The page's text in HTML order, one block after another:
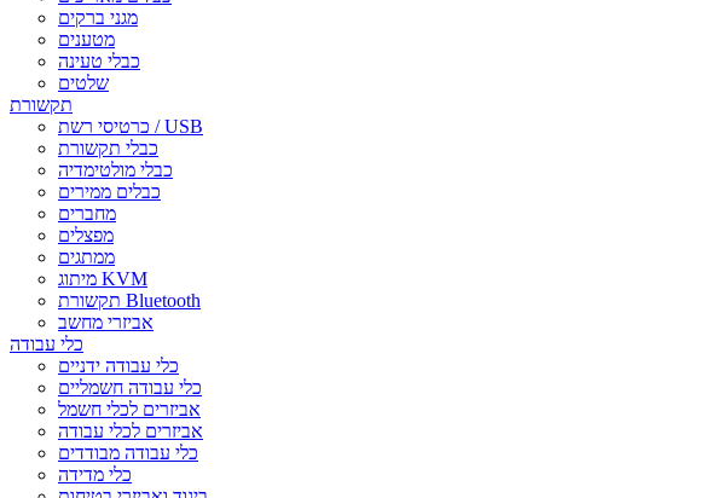
מגני ברקים
מטענים
כבלי טעינה
שלטים
תקשורת
כרטיסי רשת / USB
כבלי תקשורת
כבלי מולטימדיה
כבלים ממירים
מחברים
מפצלים
ממתגים
מיתוג KVM
תקשורת Bluetooth
אביזרי מחשב
כלי עבודה
כלי עבודה ידניים
כלי עבודה חשמליים
אביזרים לכלי חשמל
אביזרים לכלי עבודה
כלי עבודה מבודדים
כלי מדידה